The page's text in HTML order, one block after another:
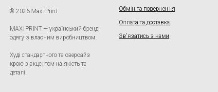
® 2026 Maxi Print
MAXI PRINT — український бренд
одягу з власним виробництвом.
Худі стандартного та оверсайз
крою з акцентом на якість та
деталі.
Обмін та повернення
Оплата та доставка
Зв'язатись з нами